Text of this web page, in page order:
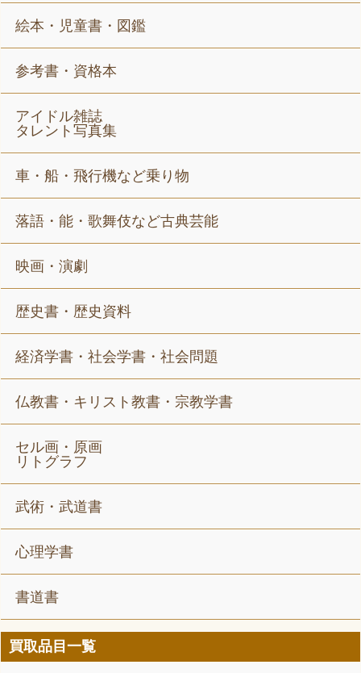
絵本・児童書・図鑑
参考書・資格本
アイドル雑誌
タレント写真集
車・船・飛行機など乗り物
落語・能・歌舞伎など古典芸能
映画・演劇
歴史書・歴史資料
経済学書・社会学書・社会問題
仏教書・キリスト教書・宗教学書
セル画・原画
リトグラフ
武術・武道書
心理学書
書道書
買取品目一覧